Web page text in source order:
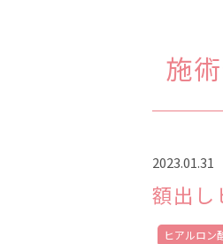
施
2023.01.31
額出し
ヒアルロン